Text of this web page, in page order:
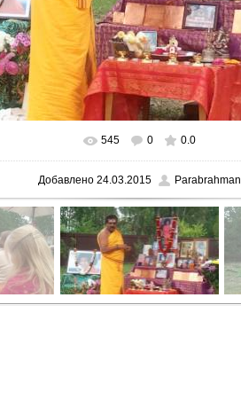
В реальном размере 1600x1200
545 0 0.0
Добавлено24.03.2015 Parabrahman